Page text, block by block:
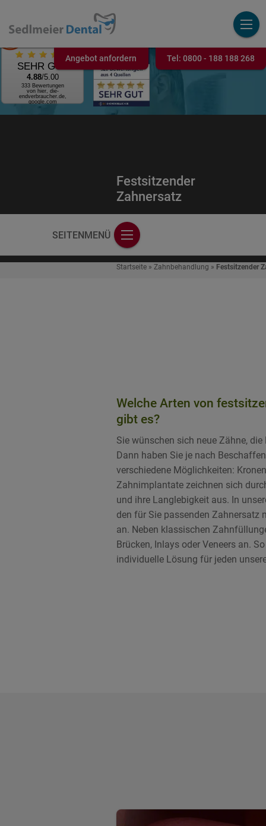
Angebot anfordern Tel: 0800 - 188 188 268
Festsitzender
Zahnersatz
AUSGEZEICHNET.ORG
SEHR GUT
4.88/5.00
333 Bewertungen
von hier, die-
endverbraucher.de,
google.com
Startseite» Zahnbehandlung » Festsitzender
Welche Arten von
gibt es?
Sie wünschen sich neue Zähne,
Dann haben Sie je nach
verschiedene Möglichkeiten:
Zahnimplantate zeichnen sich
und ihre Langlebigkeit aus. In
den für Sie passenden Zahnersatz
an. Neben klassischen
Brücken, Inlays oder Veneers an.
individuelle Lösung für jeden
SEITENMENÜ